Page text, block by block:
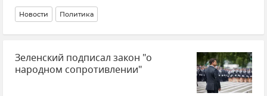
Новости Политика
Зеленский подписал закон "о
народном сопротивлении"